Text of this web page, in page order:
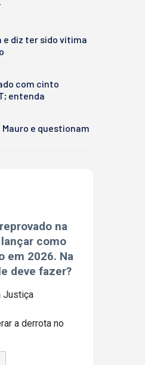
e diz ter sido vítima
com cinto
entenda
e questionam
na
como
em 2026. Na
deve fazer?
Justiça
a derrota no